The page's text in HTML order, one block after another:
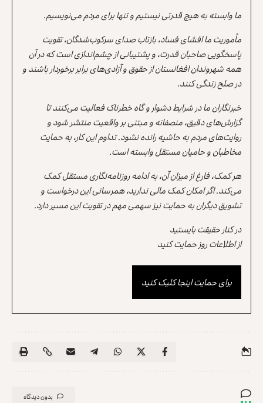
ما وابسته به هیچ قدرتی نیستیم و تنها برای مردم می‌نویسیم.
مأموریت ما افشای فساد، بازتاب صدای سرکوب‌شدگان، تقویت
پاسخگویی صاحبان قدرت، و پشتیبانی از چشم‌اندازی است که در آن
همه شهروندان افغانستان از حقوق و آزادی‌های برابر برخوردار باشند و
در صلح زندگی کنند.
خبرنگاران ما در شرایط دشوار و گاه خطرناک فعالیت می‌کنند تا
گزارش‌های دقیق، منصفانه و مبتنی بر واقعیت منتشر شود و
روایت‌های مردم به حاشیه رانده نشود. تداوم این کار، به حمایت
مخاطبان و حامیان مستقل وابسته است.
هر کمک، فارغ از میزان آن، به ادامه روزنامه‌نگاری مستقل کمک
می‌کند. اگر امکان کمک مالی ندارید، همرسانی این درخواست و
تشویق دیگران به حمایت نیز سهمی مهم در تقویت این مسیر دارد.
در کنار حقیقت بایستید
از اطلاعات روز حمایت کنید
برای حمایت اینجا کلیک کنید
بدون دیدگاه